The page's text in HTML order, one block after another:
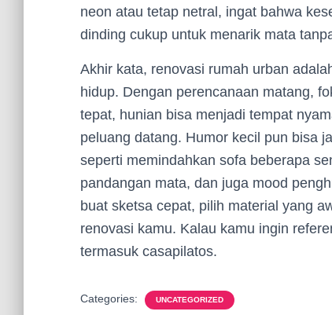
neon atau tetap netral, ingat bahwa
dinding cukup untuk menarik mata
Akhir kata, renovasi rumah urban
hidup. Dengan perencanaan matang,
tepat, hunian bisa menjadi tempat
peluang datang. Humor kecil pun bisa
seperti memindahkan sofa beberapa
pandangan mata, dan juga mood
buat sketsa cepat, pilih material yang
renovasi kamu. Kalau kamu ingin
termasuk casapilatos.
Categories: UNCATEGORIZED